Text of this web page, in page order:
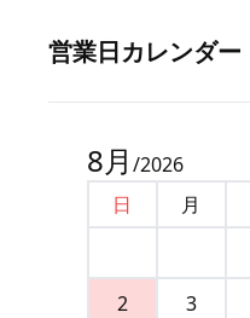
営業⽇カレンダー
8月 /2026
日
月
2
3